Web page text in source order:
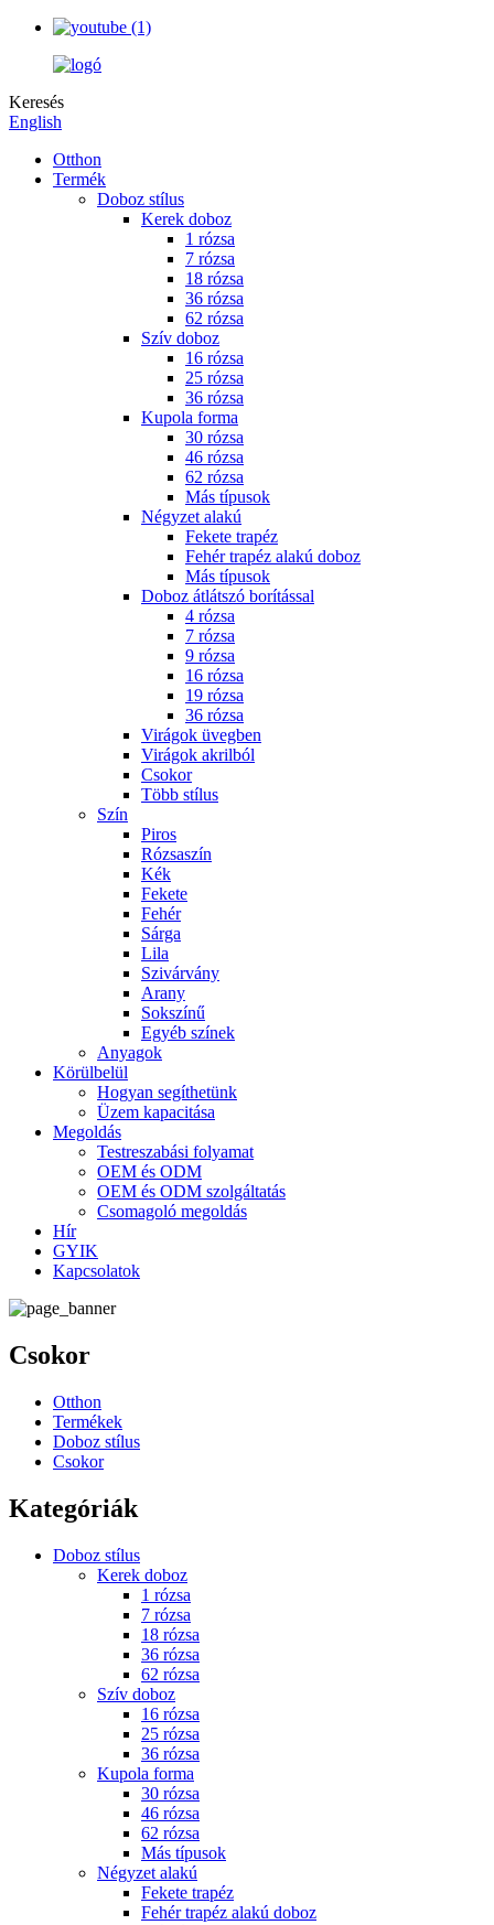
Keresés
English
Otthon
Termék
Doboz stílus
Kerek doboz
1 rózsa
7 rózsa
18 rózsa
36 rózsa
62 rózsa
Szív doboz
16 rózsa
25 rózsa
36 rózsa
Kupola forma
30 rózsa
46 rózsa
62 rózsa
Más típusok
Négyzet alakú
Fekete trapéz
Fehér trapéz alakú doboz
Más típusok
Doboz átlátszó borítással
4 rózsa
7 rózsa
9 rózsa
16 rózsa
19 rózsa
36 rózsa
Virágok üvegben
Virágok akrilból
Csokor
Több stílus
Szín
Piros
Rózsaszín
Kék
Fekete
Fehér
Sárga
Lila
Szivárvány
Arany
Sokszínű
Egyéb színek
Anyagok
Körülbelül
Hogyan segíthetünk
Üzem kapacitása
Megoldás
Testreszabási folyamat
OEM és ODM
OEM és ODM szolgáltatás
Csomagoló megoldás
Hír
GYIK
Kapcsolatok
Csokor
Otthon
Termékek
Doboz stílus
Csokor
Kategóriák
Doboz stílus
Kerek doboz
1 rózsa
7 rózsa
18 rózsa
36 rózsa
62 rózsa
Szív doboz
16 rózsa
25 rózsa
36 rózsa
Kupola forma
30 rózsa
46 rózsa
62 rózsa
Más típusok
Négyzet alakú
Fekete trapéz
Fehér trapéz alakú doboz